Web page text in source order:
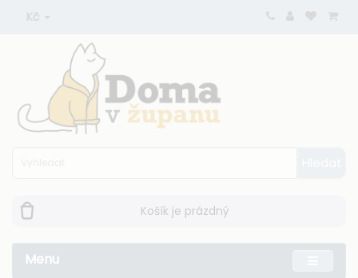
Kč
Košík je prázdný
Menu